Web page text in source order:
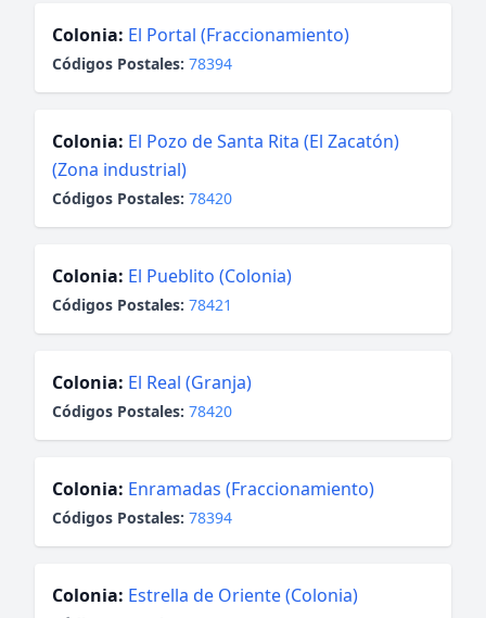
Colonia: El Portal (Fraccionamiento)
Códigos Postales: 78394
Colonia: El Pozo de Santa Rita (El Zacatón)
(Zona industrial)
Códigos Postales: 78420
Colonia: El Pueblito (Colonia)
Códigos Postales: 78421
Colonia: El Real (Granja)
Códigos Postales: 78420
Colonia: Enramadas (Fraccionamiento)
Códigos Postales: 78394
Colonia: Estrella de Oriente (Colonia)